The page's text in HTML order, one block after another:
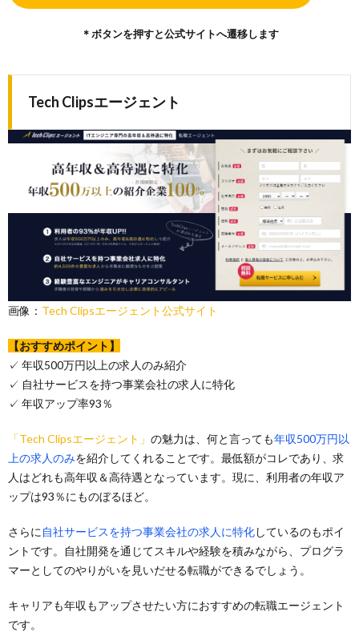
＊ボタンを押すと公式サイトへ遷移します
Tech Clipsエージェント
画像： Tech Clipsエージェント公式サイト
【おすすめポイント】
✓ 年収500万円以上の求人のみ紹介
✓ 自社サービスを持つ事業会社の求人に特化
✓ 年収アップ率93％
「Tech Clipsエージェント」 の魅力は、何と言っても年収500万円以
上の求人のみを紹介してくれることです。最低額がコレであり、求
人はどれも高年収＆高待遇となっています。現に、利用者の年収ア
ップは93％にものぼるほど。
さらに 自社サービスを持つ事業会社の求人に特化しているのもポイ
ントです。自社開発を通じてスキルや経験を積みながら、プログラ
マーとしてのやりがいを見いだせる転職ができるでしょう。
キャリアも年収もアップさせたい方におすすめの転職エージェント
です。